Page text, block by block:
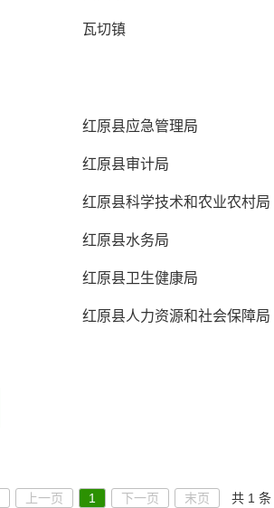
瓦切镇
红原县应急管理局
红原县审计局
红原县科学技术和农业农村局
红原县水务局
红原县卫生健康局
红原县人力资源和社会保障局
上一页 1 下一页 末页 共 1 条